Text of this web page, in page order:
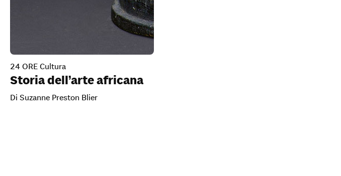
24 ORE Cultura
Storia dell’arte africana
Di Suzanne Preston Blier